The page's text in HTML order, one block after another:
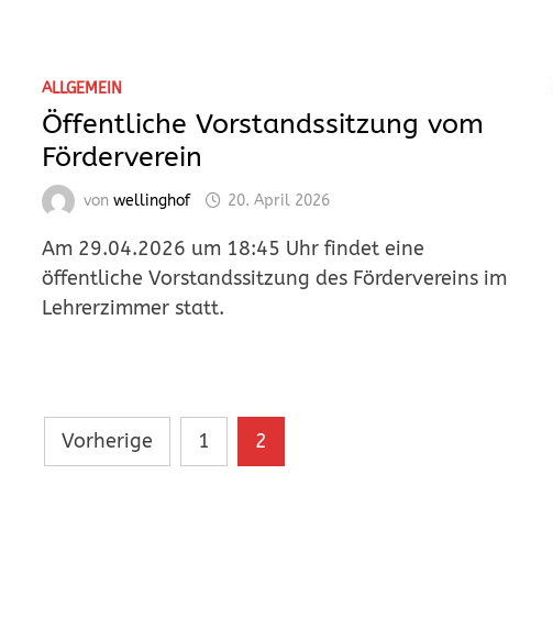
ALLGEMEIN
Öffentliche Vorstandssitzung vom
Förderverein
vonwellinghof 20. April 2026
Am 29.04.2026 um 18:45 Uhr findet eine
öffentliche Vorstandssitzung des Fördervereins im
Lehrerzimmer statt.
Seitennummerierung
der
Vorherige 1 2